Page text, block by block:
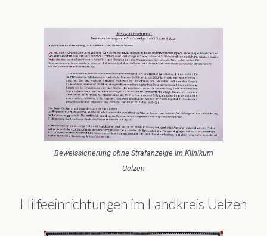
Beweissicherung ohne Strafanzeige im Klinikum
Uelzen
Hilfeeinrichtungen im Landkreis Uelzen